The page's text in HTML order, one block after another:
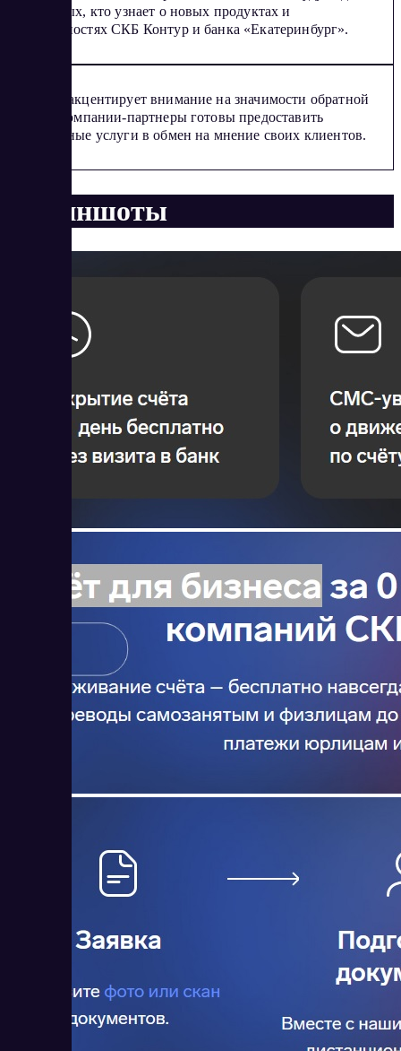
из первых, кто узнает о новых продуктах и
возможностях СКБ Контур и банка «Екатеринбург».
Проект акцентирует внимание на значимости обратной
связи: компании-партнеры готовы предоставить
бесплатные услуги в обмен на мнение своих клиентов.
Скриншоты